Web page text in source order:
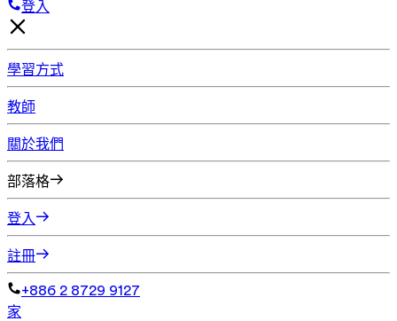
登入
學習方式
教師
關於我們
部落格
登入
註冊
+886 2 8729 9127
家